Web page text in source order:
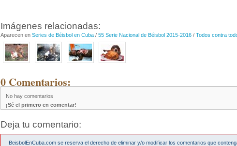
Imágenes relacionadas:
Aparecen en Series de Béisbol en Cuba / 55 Serie Nacional de Béisbol 2015-2016 / Todos contra
0 Comentarios:
No hay comentarios
¡Sé el primero en comentar!
Deja tu comentario:
BeisbolEnCuba.com se reserva el derecho de eliminar y/o modificar los comentarios que